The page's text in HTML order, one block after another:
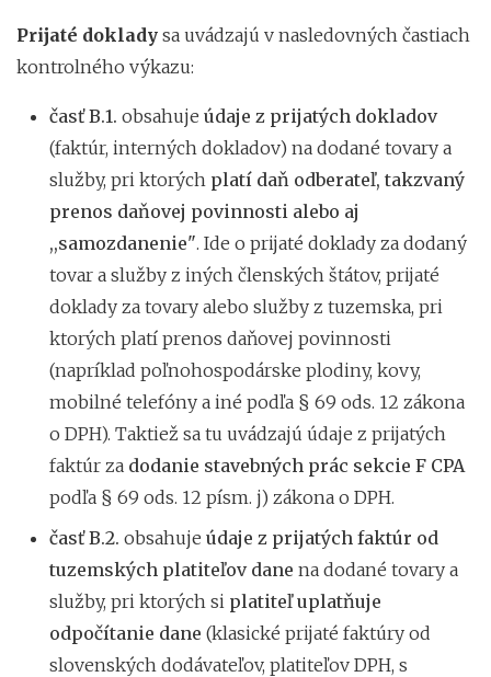
Prijaté doklady sa uvádzajú v nasledovných častiach
kontrolného výkazu:
časť B.1. obsahuje údaje z prijatých dokladov
(faktúr, interných dokladov) na dodané tovary a
služby, pri ktorých platí daň odberateľ, takzvaný
prenos daňovej povinnosti alebo aj
,,samozdanenie". Ide o prijaté doklady za dodaný
tovar a služby z iných členských štátov, prijaté
doklady za tovary alebo služby z tuzemska, pri
ktorých platí prenos daňovej povinnosti
(napríklad poľnohospodárske plodiny, kovy,
mobilné telefóny a iné podľa § 69 ods. 12 zákona
o DPH). Taktiež sa tu uvádzajú údaje z prijatých
faktúr za dodanie stavebných prác sekcie F CPA
podľa § 69 ods. 12 písm. j) zákona o DPH.
časť B.2. obsahuje údaje z prijatých faktúr od
tuzemských platiteľov dane na dodané tovary a
služby, pri ktorých si platiteľ uplatňuje
odpočítanie dane (klasické prijaté faktúry od
slovenských dodávateľov, platiteľov DPH, s